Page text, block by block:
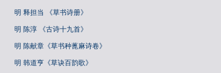
明 释担当 《草书诗册》
明 陈淳 《古诗十九首》
明 陈献章《草书种蓖麻诗卷》
明 韩道亨《草诀百韵歌》